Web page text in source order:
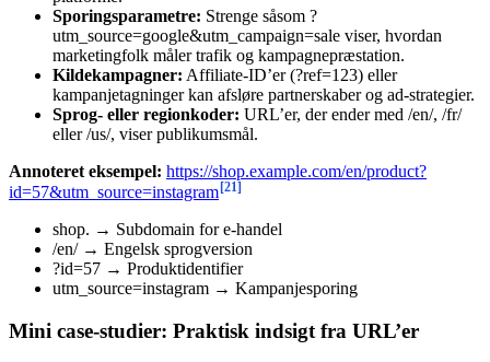
Sporingsparametre: Strenge såsom ?
utm_source=google&utm_campaign=sale viser, hvordan
marketingfolk måler trafik og kampagnepræstation.
Kildekampagner: Affiliate-ID’er (?ref=123) eller
kampanjetagninger kan afsløre partnerskaber og ad-strategier.
Sprog- eller regionkoder: URL’er, der ender med /en/, /fr/
eller /us/, viser publikumsmål.
Annoteret eksempel: https://shop.example.com/en/product?
id=57&utm_source=instagram [21]
shop. → Subdomain for e-handel
/en/ → Engelsk sprogversion
?id=57 → Produktidentifier
utm_source=instagram → Kampanjesporing
Mini case-studier: Praktisk indsigt fra URL’er